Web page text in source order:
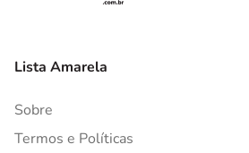
Lista Amarela
Sobre
Termos e Políticas